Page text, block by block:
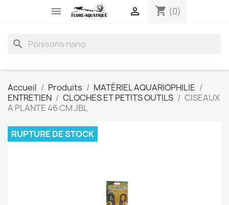
 shopping_cart (0)

search
Accueil Produits
MATÉRIEL AQUARIOPHILIE
ENTRETIEN
CLOCHES ET PETITS OUTILS
CISEAUX
A PLANTE 46 CM JBL
RUPTURE DE STOCK